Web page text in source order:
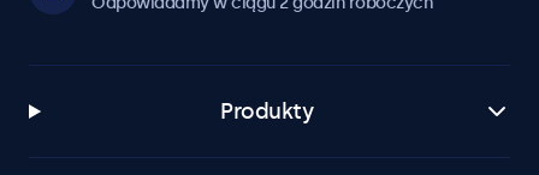
Produkty